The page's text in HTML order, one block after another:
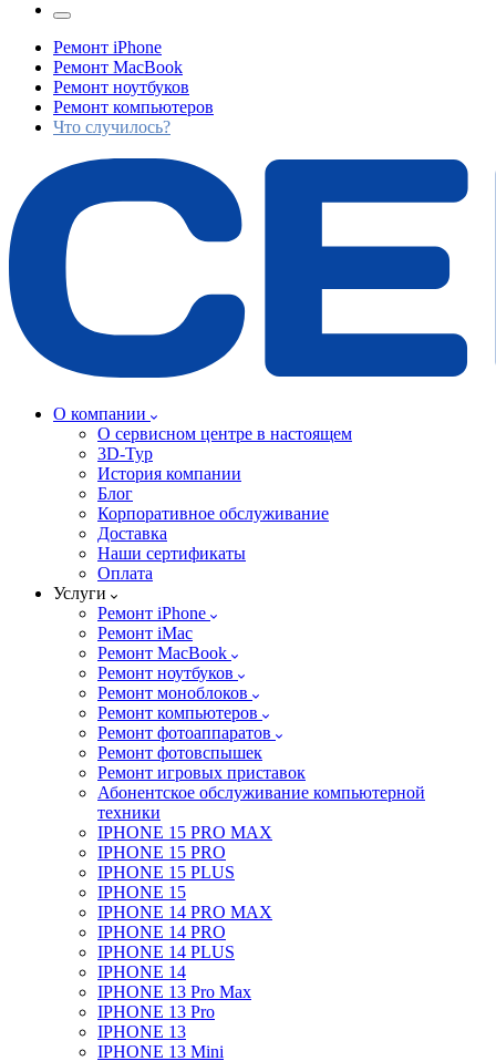
Ремонт iPhone
Ремонт MacBook
Ремонт ноутбуков
Ремонт компьютеров
Что случилось?
О компании
О сервисном центре в настоящем
3D-Тур
История компании
Блог
Корпоративное обслуживание
Доставка
Наши сертификаты
Оплата
Услуги
Ремонт iPhone
Ремонт iMac
Ремонт MacBook
Ремонт ноутбуков
Ремонт моноблоков
Ремонт компьютеров
Ремонт фотоаппаратов
Ремонт фотовспышек
Ремонт игровых приставок
Абонентское обслуживание компьютерной
техники
IPHONE 15 PRO MAX
IPHONE 15 PRO
IPHONE 15 PLUS
IPHONE 15
IPHONE 14 PRO MAX
IPHONE 14 PRO
IPHONE 14 PLUS
IPHONE 14
IPHONE 13 Pro Max
IPHONE 13 Pro
IPHONE 13
IPHONE 13 Mini